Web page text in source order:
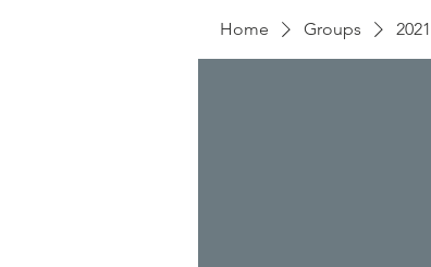
Home Groups